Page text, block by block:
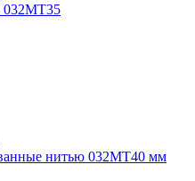
032МТ35
нитью 032МТ40 мм